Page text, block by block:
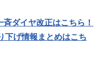
ダイヤ改正はこちら！
下げ情報まとめはこち